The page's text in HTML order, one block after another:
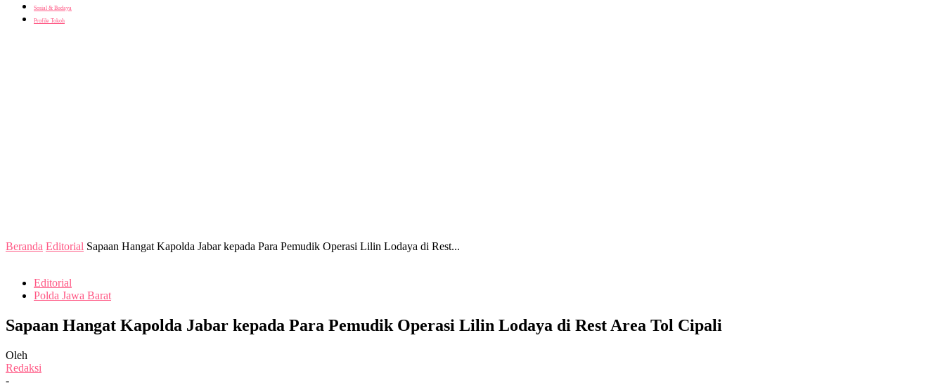
Sosial & Budaya
Profile Tokoh
Beranda Editorial Sapaan Hangat Kapolda Jabar kepada Para Pemudik Operasi Lilin Lodaya di Rest...
Editorial
Polda Jawa Barat
Sapaan Hangat Kapolda Jabar kepada Para Pemudik Operasi Lilin Lodaya di Rest Area Tol Cipali
Oleh
Redaksi
-